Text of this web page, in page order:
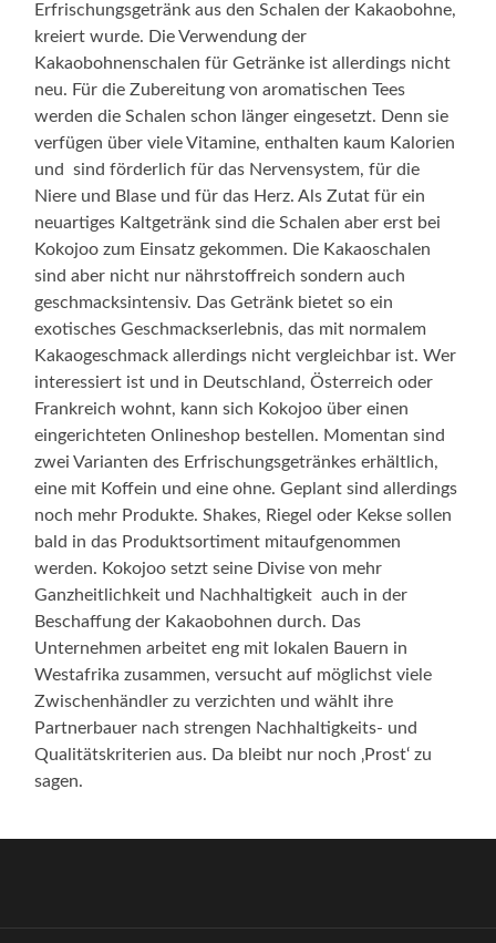
Erfrischungsgetränk aus den Schalen der Kakaobohne,
kreiert wurde. Die Verwendung der
Kakaobohnenschalen für Getränke ist allerdings nicht
neu. Für die Zubereitung von aromatischen Tees
werden die Schalen schon länger eingesetzt. Denn sie
verfügen über viele Vitamine, enthalten kaum Kalorien
und sind förderlich für das Nervensystem, für die
Niere und Blase und für das Herz. Als Zutat für ein
neuartiges Kaltgetränk sind die Schalen aber erst bei
Kokojoo zum Einsatz gekommen. Die Kakaoschalen
sind aber nicht nur nährstoffreich sondern auch
geschmacksintensiv. Das Getränk bietet so ein
exotisches Geschmackserlebnis, das mit normalem
Kakaogeschmack allerdings nicht vergleichbar ist. Wer
interessiert ist und in Deutschland, Österreich oder
Frankreich wohnt, kann sich Kokojoo über einen
eingerichteten Onlineshop bestellen. Momentan sind
zwei Varianten des Erfrischungsgetränkes erhältlich,
eine mit Koffein und eine ohne. Geplant sind allerdings
noch mehr Produkte. Shakes, Riegel oder Kekse sollen
bald in das Produktsortiment mitaufgenommen
werden. Kokojoo setzt seine Divise von mehr
Ganzheitlichkeit und Nachhaltigkeit auch in der
Beschaffung der Kakaobohnen durch. Das
Unternehmen arbeitet eng mit lokalen Bauern in
Westafrika zusammen, versucht auf möglichst viele
Zwischenhändler zu verzichten und wählt ihre
Partnerbauer nach strengen Nachhaltigkeits- und
Qualitätskriterien aus. Da bleibt nur noch ‚Prost‘ zu
sagen.